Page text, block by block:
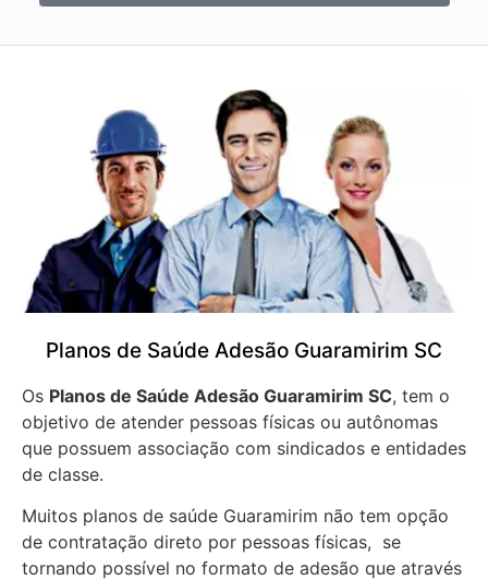
Planos de Saúde Adesão Guaramirim SC
Os Planos de Saúde Adesão Guaramirim SC, tem o
objetivo de atender pessoas físicas ou autônomas
que possuem associação com sindicados e entidades
de classe.
Muitos planos de saúde Guaramirim não tem opção
de contratação direto por pessoas físicas, se
tornando possível no formato de adesão que através